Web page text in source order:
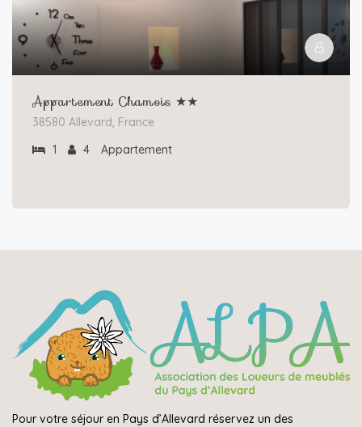
Appartement Chamois ★★
38580 Allevard, France
1
4 Appartement
Pour votre séjour en Pays d’Allevard réservez un des